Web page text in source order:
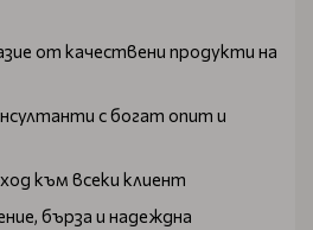
от качествени продукти на
с богат опит и
към всеки клиент
бърза и надеждна